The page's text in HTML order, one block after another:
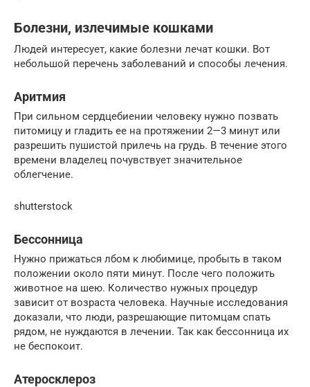
Болезни, излечимые кошками
Людей интересует, какие болезни лечат кошки. Вот
небольшой перечень заболеваний и способы лечения.
Аритмия
При сильном сердцебиении человеку нужно позвать
питомицу и гладить ее на протяжении 2—3 минут или
разрешить пушистой прилечь на грудь. В течение этого
времени владелец почувствует значительное
облегчение.
shutterstock
Бессонница
Нужно прижаться лбом к любимице, пробыть в таком
положении около пяти минут. После чего положить
животное на шею. Количество нужных процедур
зависит от возраста человека. Научные исследования
доказали, что люди, разрешающие питомцам спать
рядом, не нуждаются в лечении. Так как бессонница их
не беспокоит.
Атеросклероз